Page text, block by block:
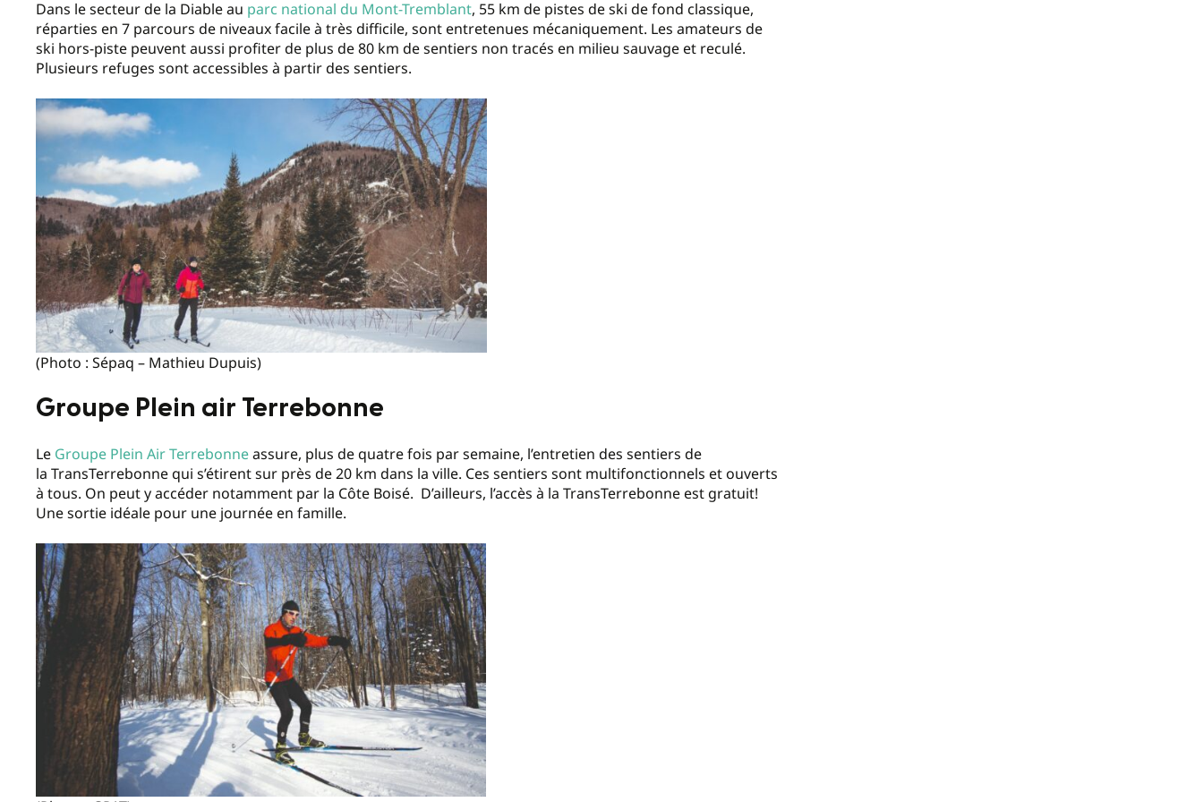
Dans le secteur de la Diable au parc national du Mont-Tremblant, 55 km de pistes de ski de fond classique,
réparties en 7 parcours de niveaux facile à très difficile, sont entretenues mécaniquement. Les amateurs de
ski hors-piste peuvent aussi profiter de plus de 80 km de sentiers non tracés en milieu sauvage et reculé.
Plusieurs refuges sont accessibles à partir des sentiers.
(Photo : Sépaq – Mathieu Dupuis)
Groupe Plein air Terrebonne
Le Groupe Plein Air Terrebonneassure, plus de quatre fois par semaine, l’entretien des sentiers de
la TransTerrebonne qui s’étirent sur près de 20 km dans la ville. Ces sentiers sont multifonctionnels et ouverts
à tous. On peut y accéder notamment par la Côte Boisé. D’ailleurs, l’accès à la TransTerrebonne est gratuit!
Une sortie idéale pour une journée en famille.